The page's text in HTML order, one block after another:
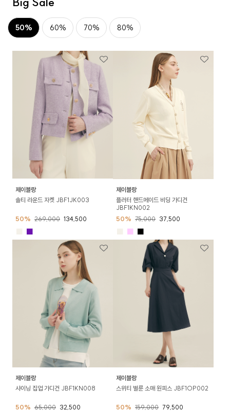
50% 60% 70% 80%
제이블랑
솔티 라운드 자켓 JBF1JK003
50% 269,000 134,500
■
제이블랑
플러터 핸드메이드 비딩 가디건
JBF1KN002
50% 75,000 37,500
■ ■
제이블랑
샤이닝 집업 가디건 JBF1KN008
50% 65,000 32,500
제이블랑
스위티 벌룬 소매 원피스 JBF1OP002
50% 159,000 79,500